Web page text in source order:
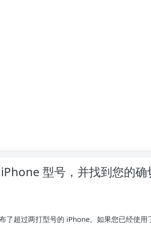
型号，并找到您的确
了超过两打型号的 iPhone。如果您已经使